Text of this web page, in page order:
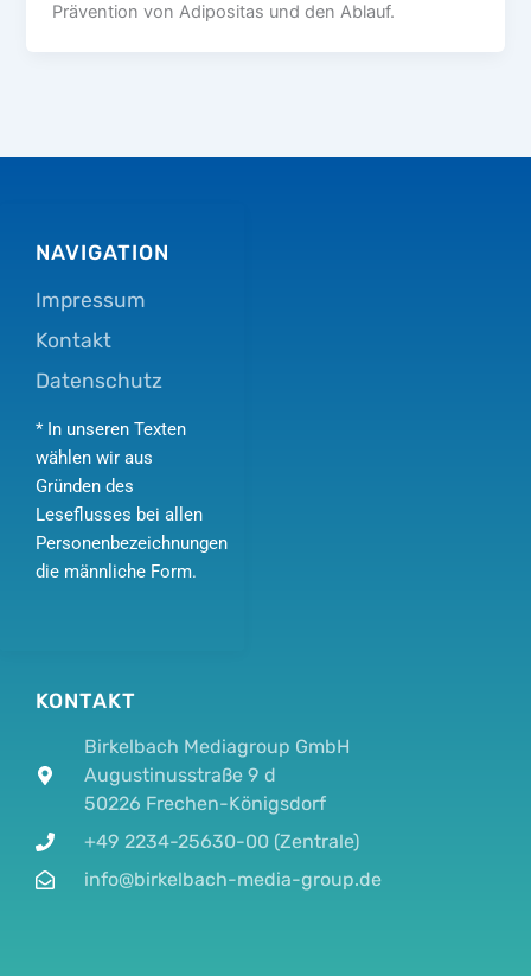
Prävention von Adipositas und den Ablauf.
KONTAKT
Birkelbach Mediagroup GmbH
Augustinusstraße 9 d
50226 Frechen-Königsdorf
+49 2234-25630-00 (Zentrale)
info@birkelbach-media-group.de
NAVIGATION
Impressum
Kontakt
Datenschutz
* In unseren Texten
wählen wir aus
Gründen des
Leseflusses bei allen
Personenbezeichnungen
die männliche Form.